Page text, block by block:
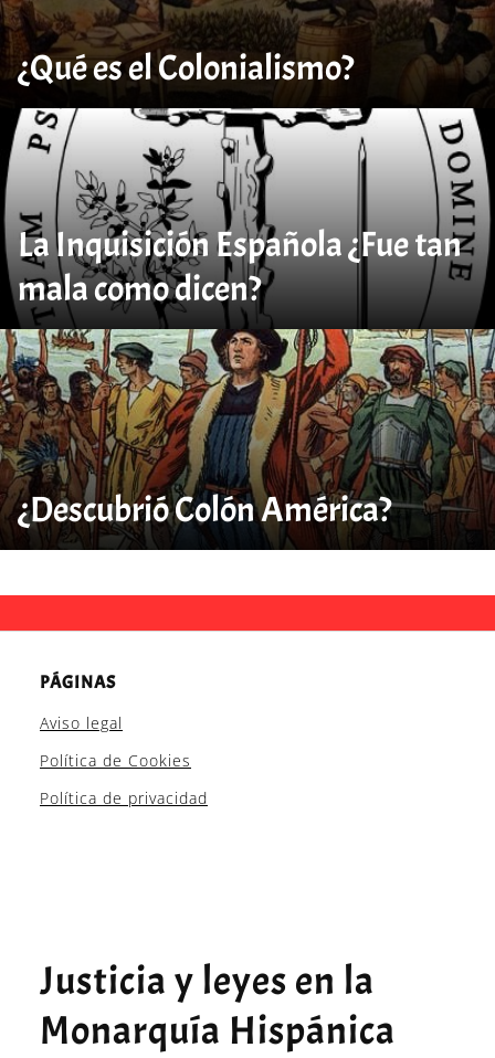
¿Qué es el Colonialismo?
La Inquisición Española ¿Fue tan
mala como dicen?
¿Descubrió Colón América?
PÁGINAS
Aviso legal
Política de Cookies
Política de privacidad
Justicia y leyes en la
Monarquía Hispánica